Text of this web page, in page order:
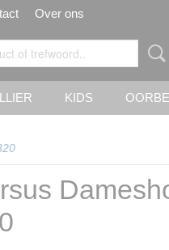
Over ons
KIDS